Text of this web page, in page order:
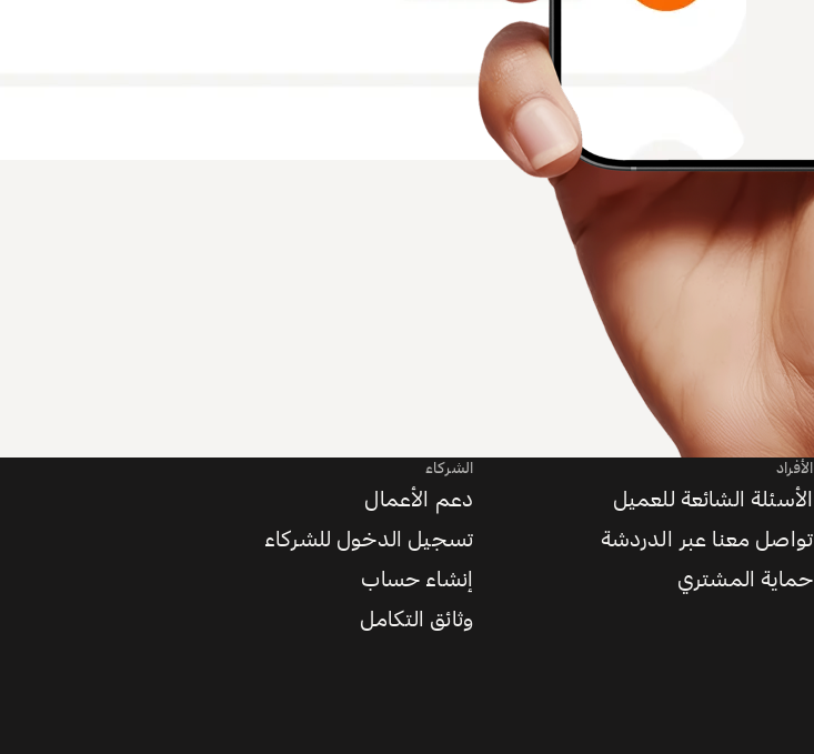
الأفراد
الأسئلة الشائعة للعميل
تواصل معنا عبر الدردشة
حماية المشتري
الشركاء
دعم الأعمال
تسجيل الدخول للشركاء
إنشاء حساب
وثائق التكامل